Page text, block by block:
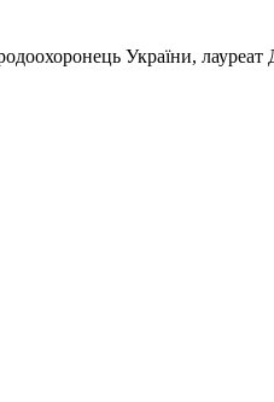
України, лауреат